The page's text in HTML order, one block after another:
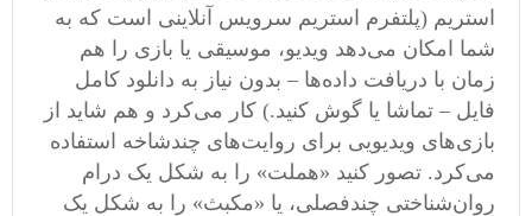
استریم (پلتفرم استریم سرویس آنلاینی است که به
شما امکان می‌دهد ویدیو، موسیقی یا بازی را هم
‌زمان با دریافت داده‌ها – بدون نیاز به دانلود کامل
فایل – تماشا یا گوش کنید.) کار می‌کرد و هم شاید از
بازی‌های ویدیویی برای روایت‌های چندشاخه استفاده
می‌کرد. تصور کنید «هملت» را به شکل یک درام
روان‌شناختی چندفصلی، یا «مکبث» را به شکل یک